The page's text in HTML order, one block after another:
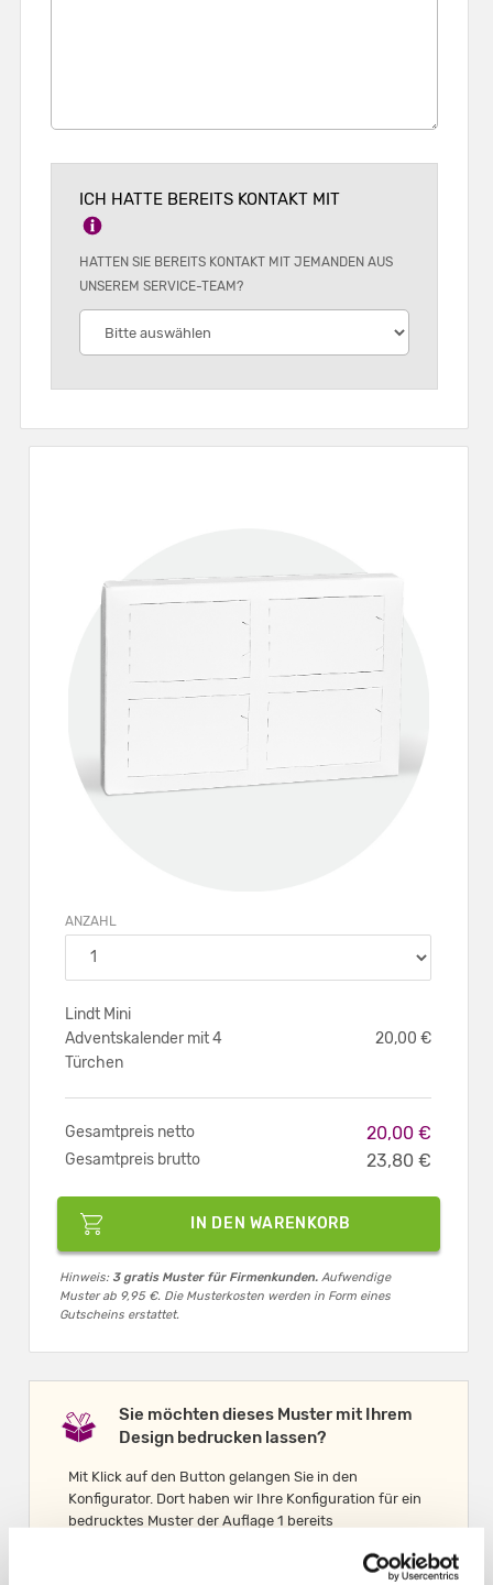
ICH HATTE BEREITS KONTAKT MIT
HATTEN SIE BEREITS KONTAKT MIT JEMANDEN AUS
UNSEREM SERVICE-TEAM?
ANZAHL
Lindt Mini
Adventskalender mit 4
Türchen
20,00 €
Gesamtpreis netto 20,00 €
Gesamtpreis brutto 23,80 €
IN DEN WARENKORB
Hinweis: 3 gratis Muster für Firmenkunden. Aufwendige
Muster ab 9,95 €. Die Musterkosten werden in Form eines
Gutscheins erstattet.
Sie möchten dieses Muster mit Ihrem
Design bedrucken lassen?
Mit Klick auf den Button gelangen Sie in den
Konfigurator. Dort haben wir Ihre Konfiguration für ein
bedrucktes Muster der Auflage 1 bereits